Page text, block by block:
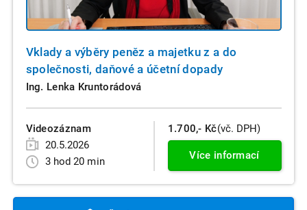
Vklady a výběry peněz a majetku z a do
společnosti, daňové a účetní dopady
Ing. Lenka Kruntorádová
Videozáznam
20.5.2026
3 hod 20 min
1.700,- Kč(vč. DPH)
Více informací